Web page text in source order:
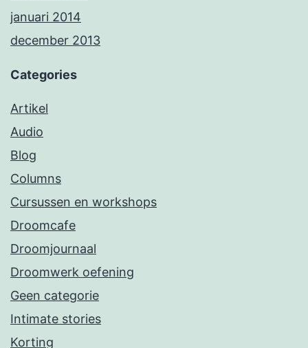
januari 2014
december 2013
Categories
Artikel
Audio
Blog
Columns
Cursussen en workshops
Droomcafe
Droomjournaal
Droomwerk oefening
Geen categorie
Intimate stories
Korting